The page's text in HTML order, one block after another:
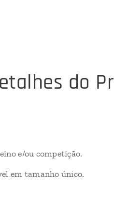
do
e/ou competição.
em tamanho único.